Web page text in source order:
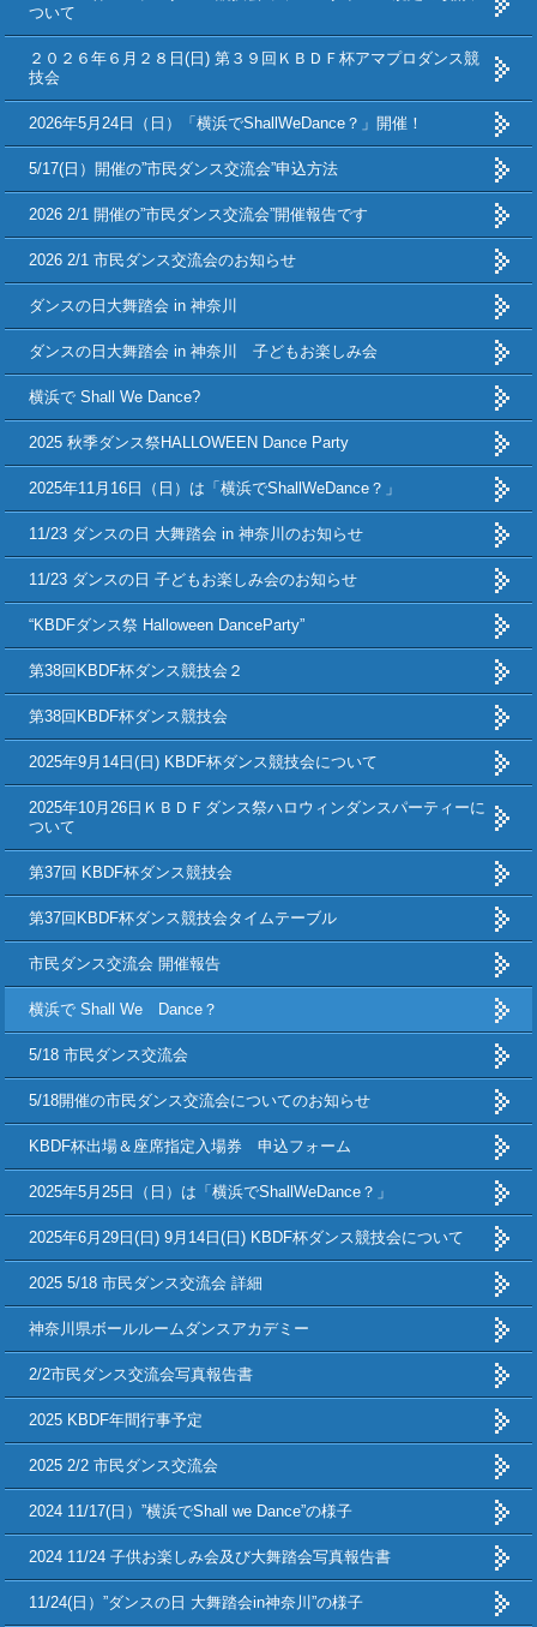
ついて
２０２６年６月２８日(日) 第３９回ＫＢＤＦ杯アマプロダンス競
技会
2026年5月24日（日）「横浜でShallWeDance？」開催！
5/17(日）開催の”市民ダンス交流会”申込方法
2026 2/1 開催の”市民ダンス交流会”開催報告です
2026 2/1 市民ダンス交流会のお知らせ
ダンスの日大舞踏会 in 神奈川
ダンスの日大舞踏会 in 神奈川 子どもお楽しみ会
横浜で Shall We Dance?
2025 秋季ダンス祭HALLOWEEN Dance Party
2025年11月16日（日）は「横浜でShallWeDance？」
11/23 ダンスの日 大舞踏会 in 神奈川のお知らせ
11/23 ダンスの日 子どもお楽しみ会のお知らせ
“KBDFダンス祭 Halloween DanceParty”
第38回KBDF杯ダンス競技会２
第38回KBDF杯ダンス競技会
2025年9月14日(日) KBDF杯ダンス競技会について
2025年10月26日ＫＢＤＦダンス祭ハロウィンダンスパーティーに
ついて
第37回 KBDF杯ダンス競技会
第37回KBDF杯ダンス競技会タイムテーブル
市民ダンス交流会 開催報告
横浜で Shall We Dance？
5/18 市民ダンス交流会
5/18開催の市民ダンス交流会についてのお知らせ
KBDF杯出場＆座席指定入場券 申込フォーム
2025年5月25日（日）は「横浜でShallWeDance？」
2025年6月29日(日) 9月14日(日) KBDF杯ダンス競技会について
2025 5/18 市民ダンス交流会 詳細
神奈川県ボールルームダンスアカデミー
2/2市民ダンス交流会写真報告書
2025 KBDF年間行事予定
2025 2/2 市民ダンス交流会
2024 11/17(日）”横浜でShall we Dance”の様子
2024 11/24 子供お楽しみ会及び大舞踏会写真報告書
11/24(日）”ダンスの日 大舞踏会in神奈川”の様子